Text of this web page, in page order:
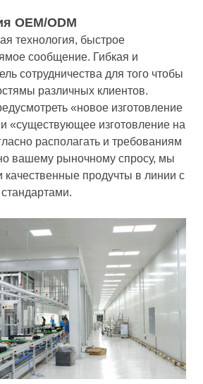
OEM/ODM
технология, быстрое
сообщение. Гибкая и
сотрудничества для того чтобы
различных клиентов.
«новое изготовление
и «существующее изготовление на
располагать и требованиям
вашему рыночному спросу, мы
качественные продучты в линии с